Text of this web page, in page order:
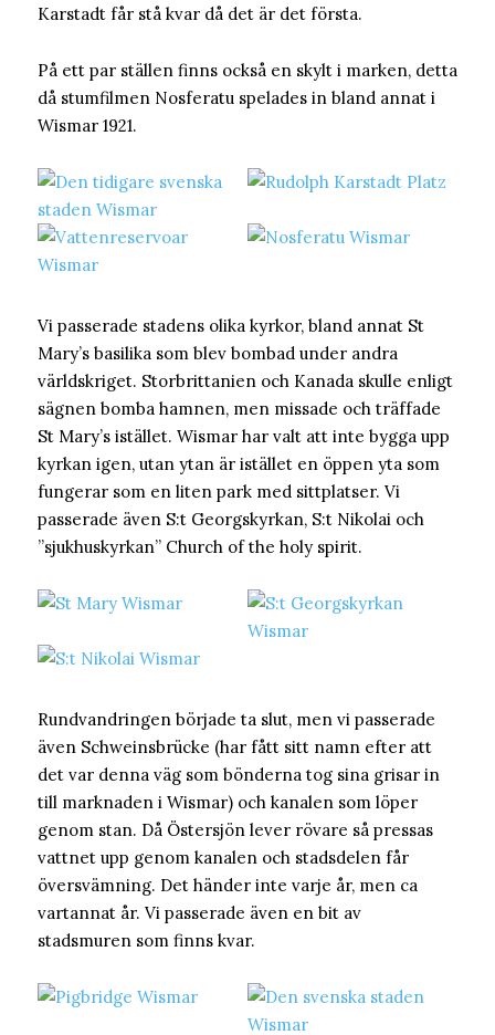
Karstadt får stå kvar då det är det första.
På ett par ställen finns också en skylt i marken, detta
då stumfilmen Nosferatu spelades in bland annat i
Wismar 1921.
Vi passerade stadens olika kyrkor, bland annat St
Mary’s basilika som blev bombad under andra
världskriget. Storbrittanien och Kanada skulle enligt
sägnen bomba hamnen, men missade och träffade
St Mary’s istället. Wismar har valt att inte bygga upp
kyrkan igen, utan ytan är istället en öppen yta som
fungerar som en liten park med sittplatser. Vi
passerade även S:t Georgskyrkan, S:t Nikolai och
”sjukhuskyrkan” Church of the holy spirit.
Rundvandringen började ta slut, men vi passerade
även Schweinsbrücke (har fått sitt namn efter att
det var denna väg som bönderna tog sina grisar in
till marknaden i Wismar) och kanalen som löper
genom stan. Då Östersjön lever rövare så pressas
vattnet upp genom kanalen och stadsdelen får
översvämning. Det händer inte varje år, men ca
vartannat år. Vi passerade även en bit av
stadsmuren som finns kvar.